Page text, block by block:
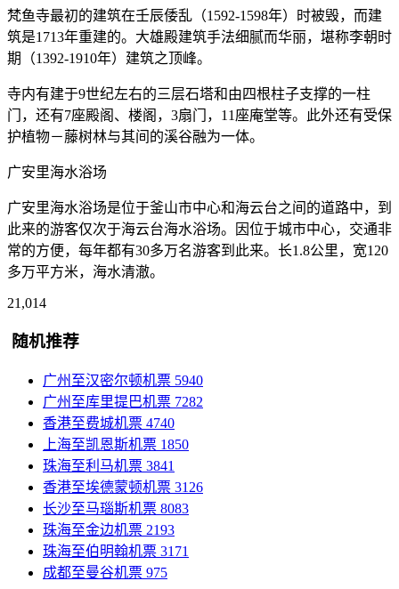
梵鱼寺最初的建筑在壬辰倭乱（1592-1598年）时被毁，而建
筑是1713年重建的。大雄殿建筑手法细腻而华丽，堪称李朝时
期（1392-1910年）建筑之顶峰。
寺内有建于9世纪左右的三层石塔和由四根柱子支撑的一柱
门，还有7座殿阁、楼阁，3扇门，11座庵堂等。此外还有受保
护植物－藤树林与其间的溪谷融为一体。
广安里海水浴场
广安里海水浴场是位于釜山市中心和海云台之间的道路中，到
此来的游客仅次于海云台海水浴场。因位于城市中心，交通非
常的方便，每年都有30多万名游客到此来。长1.8公里，宽120
多万平方米，海水清澈。
21,014
随机推荐
广州至汉密尔顿机票 5940
广州至库里提巴机票 7282
香港至费城机票 4740
上海至凯恩斯机票 1850
珠海至利马机票 3841
香港至埃德蒙顿机票 3126
长沙至马瑙斯机票 8083
珠海至金边机票 2193
珠海至伯明翰机票 3171
成都至曼谷机票 975